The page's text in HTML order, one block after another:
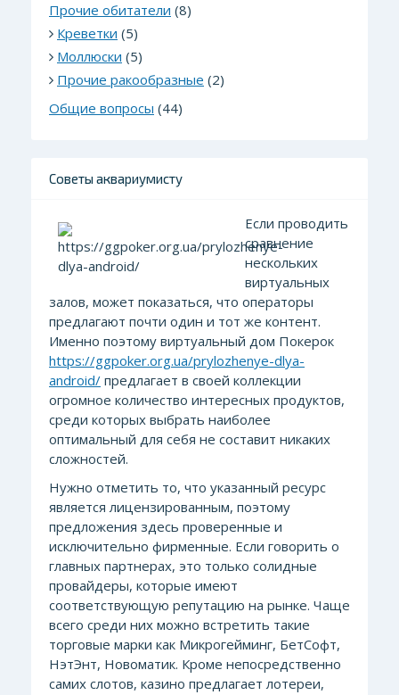
Прочие обитатели (8)
Креветки (5)
Моллюски (5)
Прочие ракообразные (2)
Общие вопросы (44)
Советы аквариумисту
Если проводить
сравнение
нескольких
виртуальных
залов, может показаться, что операторы
предлагают почти один и тот же контент.
Именно поэтому виртуальный дом Покерок
https://ggpoker.org.ua/prylozhenye-dlya-
android/ предлагает в своей коллекции
огромное количество интересных продуктов,
среди которых выбрать наиболее
оптимальный для себя не составит никаких
сложностей.
Нужно отметить то, что указанный ресурс
является лицензированным, поэтому
предложения здесь проверенные и
исключительно фирменные. Если говорить о
главных партнерах, это только солидные
провайдеры, которые имеют
соответствующую репутацию на рынке. Чаще
всего среди них можно встретить такие
торговые марки как Микрогейминг, БетСофт,
НэтЭнт, Новоматик. Кроме непосредственно
самих слотов, казино предлагает лотереи,